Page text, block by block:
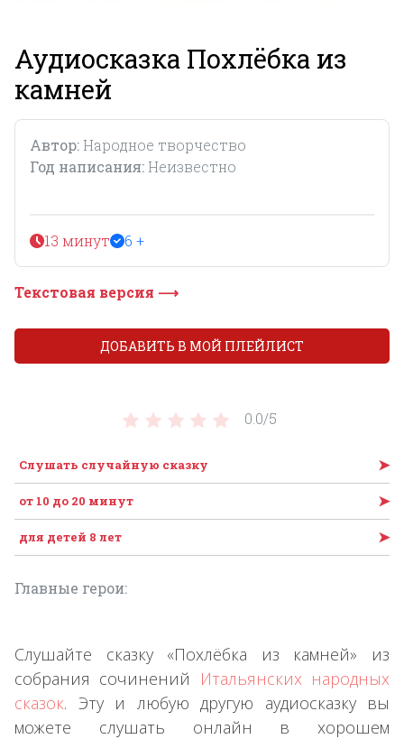
Аудиосказка Похлёбка из
камней
Автор:Народное творчество
Год написания:Неизвестно
13 минут 6 +
Текстовая версия ⟶
0.0/5
Слушать случайную сказку ➤
от 10 до 20 минут ➤
для детей 8 лет ➤
Главные герои:
ДОБАВИТЬ В МОЙ ПЛЕЙЛИСТ
Слушайте сказку «Похлёбка из камней» из
собрания сочинений Итальянских народных
сказок. Эту и любую другую аудиосказку вы
можете слушать онлайн в хорошем